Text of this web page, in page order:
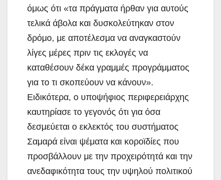
όμως ότι «τα πράγματα ήρθαν για αυτούς
τελικά άβολα και δυσκολεύτηκαν στον
δρόμο, με αποτέλεσμα να αναγκαστούν
λίγες μέρες πριν τις εκλογές να
καταθέσουν δέκα γραμμές προγράμματος
για το τι σκοπεύουν να κάνουν».
Ειδικότερα, ο υποψήφιος περιφερειάρχης
καυτηρίασε το γεγονός ότι για όσα
δεσμεύεται ο εκλεκτός του συστήματος
Σαμαρά είναι ψέματα και κοροϊδίες που
προσβάλλουν με την προχειρότητά και την
ανεδαφικότητα τους την υψηλού πολιτικού